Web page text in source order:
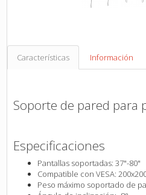
Características Información
Soporte de pared para
Especificaciones
Pantallas soportadas: 37"-80"
Compatible con VESA:
Peso máximo soportado de